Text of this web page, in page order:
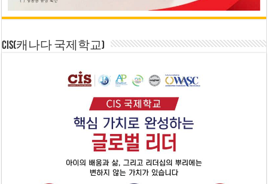
CIS(캐나다 국제학교)